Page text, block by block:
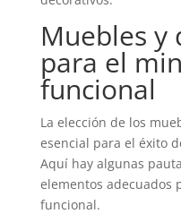
Muebles y
para el
funcional
La elección de los
esencial para el éxito
Aquí hay algunas
elementos adecuados
funcional.